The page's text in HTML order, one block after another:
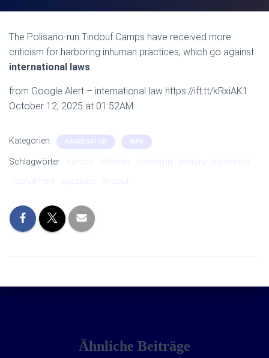
E
The Polisario-run Tindouf Camps have received more
criticism for harboring inhuman practices, which go against
international laws.
from Google Alert – international law https://ift.tt/kRxiAK1
October 12, 2025 at 01:52AM
Kategorien: AGGREGATOR INFO
Schlagwörter: camps condemn military
polisario’s
recruitment
speakers tindouf
Ähnliche Beiträge